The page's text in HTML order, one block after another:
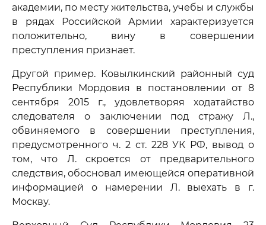
академии, по месту жительства, учебы и службы
в рядах Российской Армии характеризуется
положительно, вину в совершении
преступления признает.
Другой пример. Ковылкинский районный суд
Республики Мордовия в постановлении от 8
сентября 2015 г., удовлетворяя ходатайство
следователя о заключении под стражу Л.,
обвиняемого в совершении преступления,
предусмотренного ч. 2 ст. 228 УК РФ, вывод о
том, что Л. скроется от предварительного
следствия, обосновал имеющейся оперативной
информацией о намерении Л. выехать в г.
Москву.